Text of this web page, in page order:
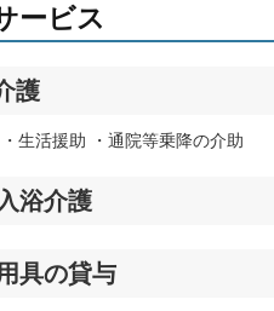
ービス
護
生活援助 ・通院等乗降の介助
浴介護
具の貸与